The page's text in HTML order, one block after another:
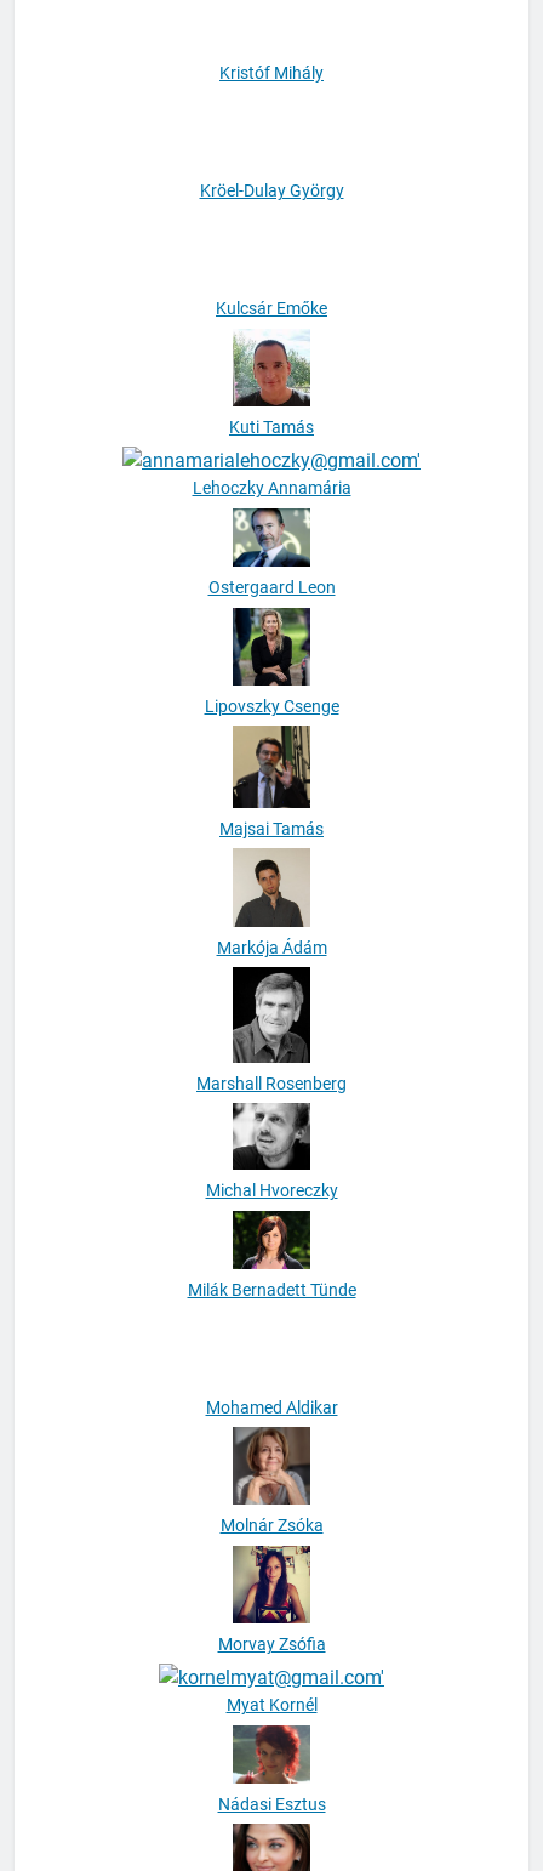
Kulcsár Emőke
Kuti Tamás
Lehoczky Annamária
Ostergaard Leon
Lipovszky Csenge
Majsai Tamás
Markója Ádám
Marshall Rosenberg
Michal Hvoreczky
Mohamed Aldikar
Molnár Zsóka
Morvay Zsófia
Myat Kornél
Nádasi Esztus